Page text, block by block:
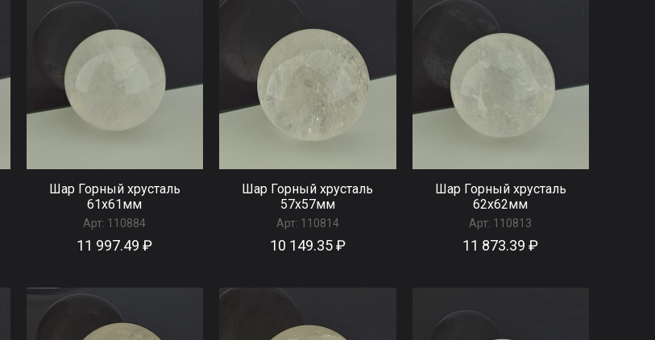
Шар Горный хрусталь
61x61мм
Арт: 110884
11 997.49 ₽
Шар Горный хрусталь
57x57мм
Арт: 110814
10 149.35 ₽
Шар Горный хрусталь
62x62мм
Арт: 110813
11 873.39 ₽